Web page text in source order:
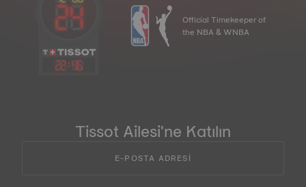
22:46
Official Timekeeper of
the NBA & WNBA
Tissot Ailesi'ne Katılın
E-POSTA ADRESİ